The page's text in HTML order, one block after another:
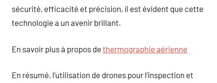
sécurité, efficacité et précision, il est évident que cette
technologie a un avenir brillant.
En savoir plus à propos de thermographie aérienne
En résumé, l’utilisation de drones pour l’inspection et